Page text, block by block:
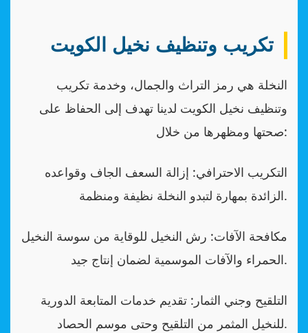
تكريب وتنظيف نخيل الكويت
النخلة هي رمز التراث والجمال، وخدمة تكريب
وتنظيف نخيل الكويت لدينا تهدف إلى الحفاظ على
صحتها ومظهرها من خلال:
التكريب الاحترافي: إزالة السعف الجاف وقواعده
الزائدة بمهارة لتبدو النخلة نظيفة ومنظمة.
مكافحة الآفات: رش النخيل للوقاية من سوسة النخيل
الحمراء والآفات الموسمية لضمان إنتاج جيد.
التلقيح وجني الثمار: تقديم خدمات المتابعة الدورية
للنخيل المثمر من التلقيح وحتى موسم الحصاد.